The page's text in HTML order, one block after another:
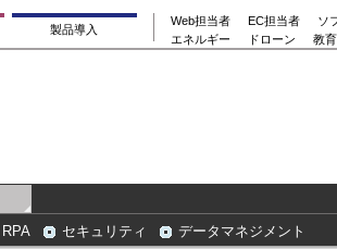
製品導入
Web担当者 EC担当者
ソ
エネルギー
ドローン 教
RPA セキュリティ データマネジメント